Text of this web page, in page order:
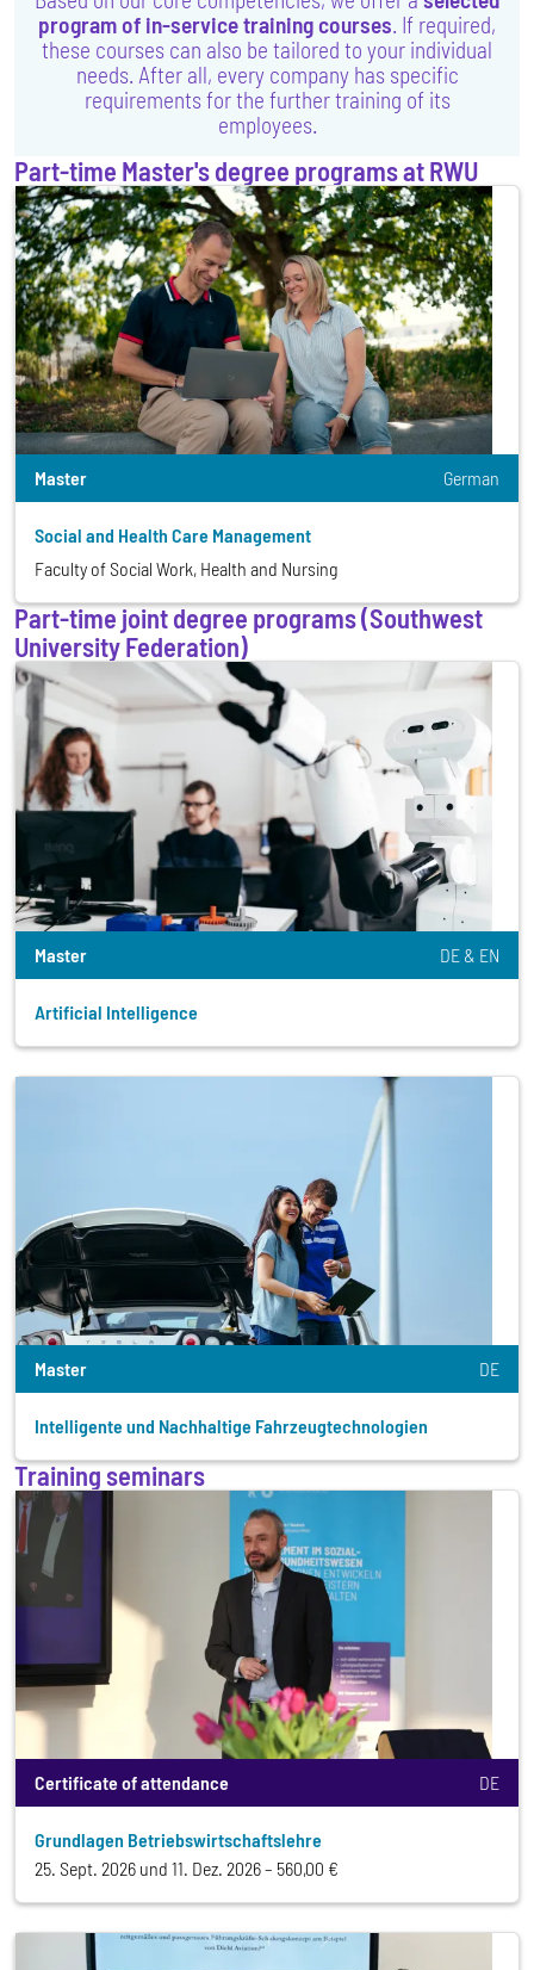
program of in-service training courses. If required,
these courses can also be tailored to your individual
needs. After all, every company has specific
requirements for the further training of its
employees.
Part-time Master's degree programs at RWU
Master German
Social and Health Care Management
Faculty of Social Work, Health and Nursing
Part-time joint degree programs (Southwest
University Federation)
Master DE EN
Artificial Intelligence
Master DE
Intelligente und Nachhaltige Fahrzeugtechnologien
Training seminars
Certificate of attendance DE
Grundlagen Betriebswirtschaftslehre
25. Sept. 2026 und 11. Dez. 2026
560,00 €